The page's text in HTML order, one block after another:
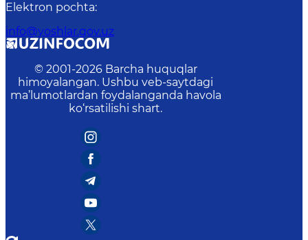
Elektron pochta:
info@yoshlar.gov.uz
© 2001-2026 Barcha huquqlar
himoyalangan. Ushbu veb-saytdagi
ma’lumotlardan foydalanganda havola
ko‘rsatilishi shart.